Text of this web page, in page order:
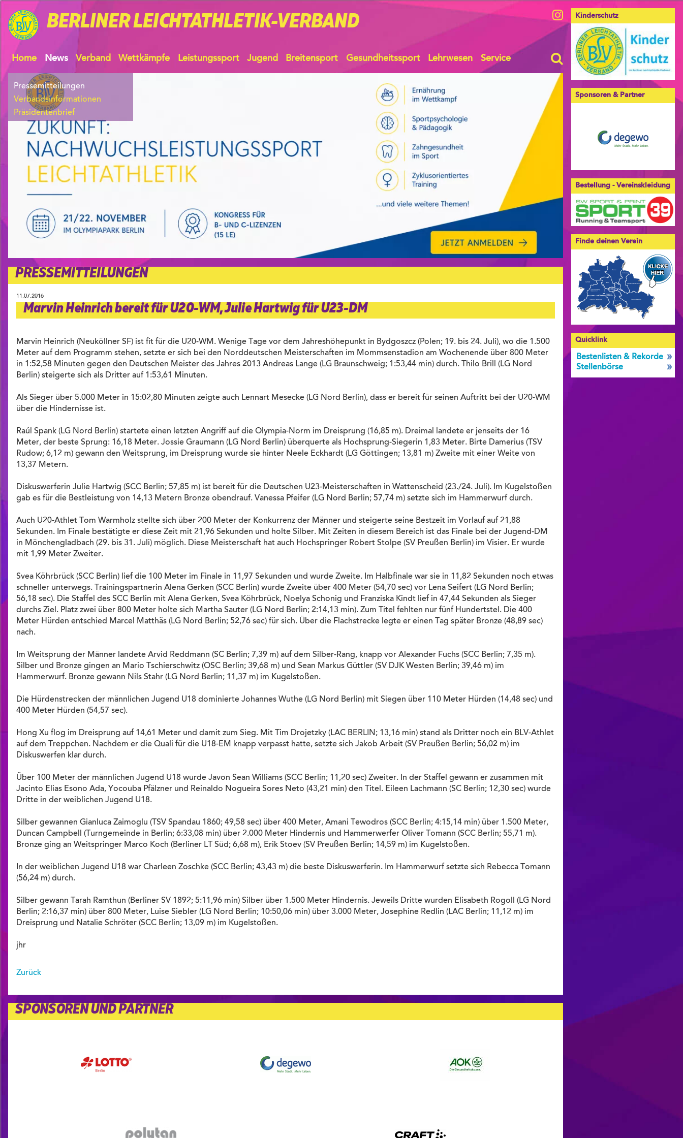
BERLINERLEICHTATHLETIK-VERBAND
Home News Verband Wettkämpfe Leistungssport Jugend Breitensport Gesundheitssport Lehrwesen Service
Pressemitteilungen
Verbandsinformationen
Präsidentenbrief
PRESSEMITTEILUNGEN
11.07.2016
Marvin Heinrich bereit für U20-WM, Julie Hartwig für U23-DM
Marvin Heinrich (Neuköllner SF) ist fit für die U20-WM. Wenige Tage vor dem Jahreshöhepunkt in Bydgoszcz (Polen; 19. bis 24. Juli), wo die 1.500
Meter auf dem Programm stehen, setzte er sich bei den Norddeutschen Meisterschaften im Mommsenstadion am Wochenende über 800 Meter
in 1:52,58 Minuten gegen den Deutschen Meister des Jahres 2013 Andreas Lange (LG Braunschweig; 1:53,44 min) durch. Thilo Brill (LG Nord
Berlin) steigerte sich als Dritter auf 1:53,61 Minuten.
Als Sieger über 5.000 Meter in 15:02,80 Minuten zeigte auch Lennart Mesecke (LG Nord Berlin), dass er bereit für seinen Auftritt bei der U20-WM
über die Hindernisse ist.
Raúl Spank (LG Nord Berlin) startete einen letzten Angriff auf die Olympia-Norm im Dreisprung (16,85 m). Dreimal landete er jenseits der 16
Meter, der beste Sprung: 16,18 Meter. Jossie Graumann (LG Nord Berlin) überquerte als Hochsprung-Siegerin 1,83 Meter. Birte Damerius (TSV
Rudow; 6,12 m) gewann den Weitsprung, im Dreisprung wurde sie hinter Neele Eckhardt (LG Göttingen; 13,81 m) Zweite mit einer Weite von
13,37 Metern.
Diskuswerferin Julie Hartwig (SCC Berlin; 57,85 m) ist bereit für die Deutschen U23-Meisterschaften in Wattenscheid (23./24. Juli). Im Kugelstoßen
gab es für die Bestleistung von 14,13 Metern Bronze obendrauf. Vanessa Pfeifer (LG Nord Berlin; 57,74 m) setzte sich im Hammerwurf durch.
Auch U20-Athlet Tom Warmholz stellte sich über 200 Meter der Konkurrenz der Männer und steigerte seine Bestzeit im Vorlauf auf 21,88
Sekunden. Im Finale bestätigte er diese Zeit mit 21,96 Sekunden und holte Silber. Mit Zeiten in diesem Bereich ist das Finale bei der Jugend-DM
in Mönchengladbach (29. bis 31. Juli) möglich. Diese Meisterschaft hat auch Hochspringer Robert Stolpe (SV Preußen Berlin) im Visier. Er wurde
mit 1,99 Meter Zweiter.
Svea Köhrbrück (SCC Berlin) lief die 100 Meter im Finale in 11,97 Sekunden und wurde Zweite. Im Halbfinale war sie in 11,82 Sekunden noch etwas
schneller unterwegs. Trainingspartnerin Alena Gerken (SCC Berlin) wurde Zweite über 400 Meter (54,70 sec) vor Lena Seifert (LG Nord Berlin;
56,18 sec). Die Staffel des SCC Berlin mit Alena Gerken, Svea Köhrbrück, Noelya Schonig und Franziska Kindt lief in 47,44 Sekunden als Sieger
durchs Ziel. Platz zwei über 800 Meter holte sich Martha Sauter (LG Nord Berlin; 2:14,13 min). Zum Titel fehlten nur fünf Hundertstel. Die 400
Meter Hürden entschied Marcel Matthäs (LG Nord Berlin; 52,76 sec) für sich. Über die Flachstrecke legte er einen Tag später Bronze (48,89 sec)
nach.
Im Weitsprung der Männer landete Arvid Reddmann (SC Berlin; 7,39 m) auf dem Silber-Rang, knapp vor Alexander Fuchs (SCC Berlin; 7,35 m).
Silber und Bronze gingen an Mario Tschierschwitz (OSC Berlin; 39,68 m) und Sean Markus Güttler (SV DJK Westen Berlin; 39,46 m) im
Hammerwurf. Bronze gewann Nils Stahr (LG Nord Berlin; 11,37 m) im Kugelstoßen.
Die Hürdenstrecken der männlichen Jugend U18 dominierte Johannes Wuthe (LG Nord Berlin) mit Siegen über 110 Meter Hürden (14,48 sec) und
400 Meter Hürden (54,57 sec).
Hong Xu flog im Dreisprung auf 14,61 Meter und damit zum Sieg. Mit Tim Drojetzky (LAC BERLIN; 13,16 min) stand als Dritter noch ein BLV-Athlet
auf dem Treppchen. Nachdem er die Quali für die U18-EM knapp verpasst hatte, setzte sich Jakob Arbeit (SV Preußen Berlin; 56,02 m) im
Diskuswerfen klar durch.
Über 100 Meter der männlichen Jugend U18 wurde Javon Sean Williams (SCC Berlin; 11,20 sec) Zweiter. In der Staffel gewann er zusammen mit
Jacinto Elias Esono Ada, Yocouba Pfälzner und Reinaldo Nogueira Sores Neto (43,21 min) den Titel. Eileen Lachmann (SC Berlin; 12,30 sec) wurde
Dritte in der weiblichen Jugend U18.
Silber gewannen Gianluca Zaimoglu (TSV Spandau 1860; 49,58 sec) über 400 Meter, Amani Tewodros (SCC Berlin; 4:15,14 min) über 1.500 Meter,
Duncan Campbell (Turngemeinde in Berlin; 6:33,08 min) über 2.000 Meter Hindernis und Hammerwerfer Oliver Tomann (SCC Berlin; 55,71 m).
Bronze ging an Weitspringer Marco Koch (Berliner LT Süd; 6,68 m), Erik Stoev (SV Preußen Berlin; 14,59 m) im Kugelstoßen.
In der weiblichen Jugend U18 war Charleen Zoschke (SCC Berlin; 43,43 m) die beste Diskuswerferin. Im Hammerwurf setzte sich Rebecca Tomann
(56,24 m) durch.
Silber gewann Tarah Ramthun (Berliner SV 1892; 5:11,96 min) Silber über 1.500 Meter Hindernis. Jeweils Dritte wurden Elisabeth Rogoll (LG Nord
Berlin; 2:16,37 min) über 800 Meter, Luise Siebler (LG Nord Berlin; 10:50,06 min) über 3.000 Meter, Josephine Redlin (LAC Berlin; 11,12 m) im
Dreisprung und Natalie Schröter (SCC Berlin; 13,09 m) im Kugelstoßen.
jhr
Zurück
SPONSOREN UND PARTNER
Kinderschutz
Sponsoren & Partner
Bestellung - Vereinskleidung
Finde deinen Verein
Quicklink
Bestenlisten & Rekorde
Stellenbörse